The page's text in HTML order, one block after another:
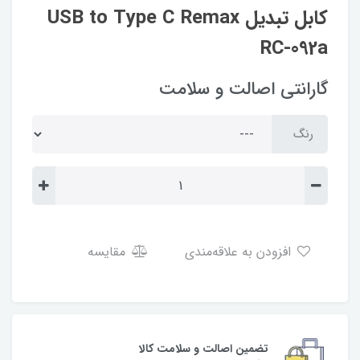
کابل تبدیل USB to Type C Remax
RC-092a
گارانتی اصالت و سلامت
رنگ
مقایسه
تضمین اصالت و سلامت کالا